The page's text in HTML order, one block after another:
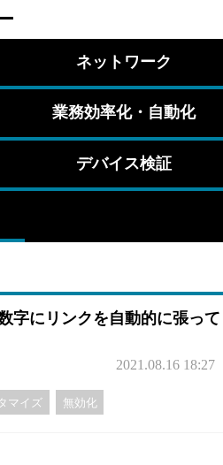
ネットワーク
業務効率化・自動化
デバイス検証
字にリンクを自動的に張って
2021.08.16 18:27
マイズ 無効化